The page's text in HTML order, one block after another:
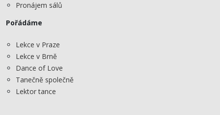
Pronájem sálů
Pořádáme
Lekce v Praze
Lekce v Brně
Dance of Love
Tanečně společně
Lektor tance